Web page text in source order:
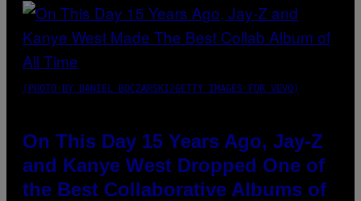
(PHOTO BY DANIEL BOCZARSKI/GETTY IMAGES FOR VEVO)
On This Day 15 Years Ago, Jay-Z
and Kanye West Dropped One of
the Best Collaborative Albums of